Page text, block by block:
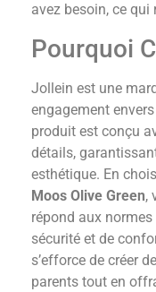
avez besoin, ce
Pourquoi
Jollein est une
engagement
produit est conçu
détails,
esthétique. En
Moos Olive Green,
répond aux
sécurité et de
s’efforce de créer
parents tout en